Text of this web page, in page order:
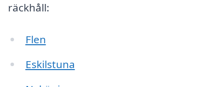
räckhåll:
Flen
Eskilstuna